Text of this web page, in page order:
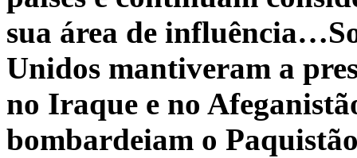
sua área de
Unidos mantiveram a
no Iraque e no
bombardeiam o